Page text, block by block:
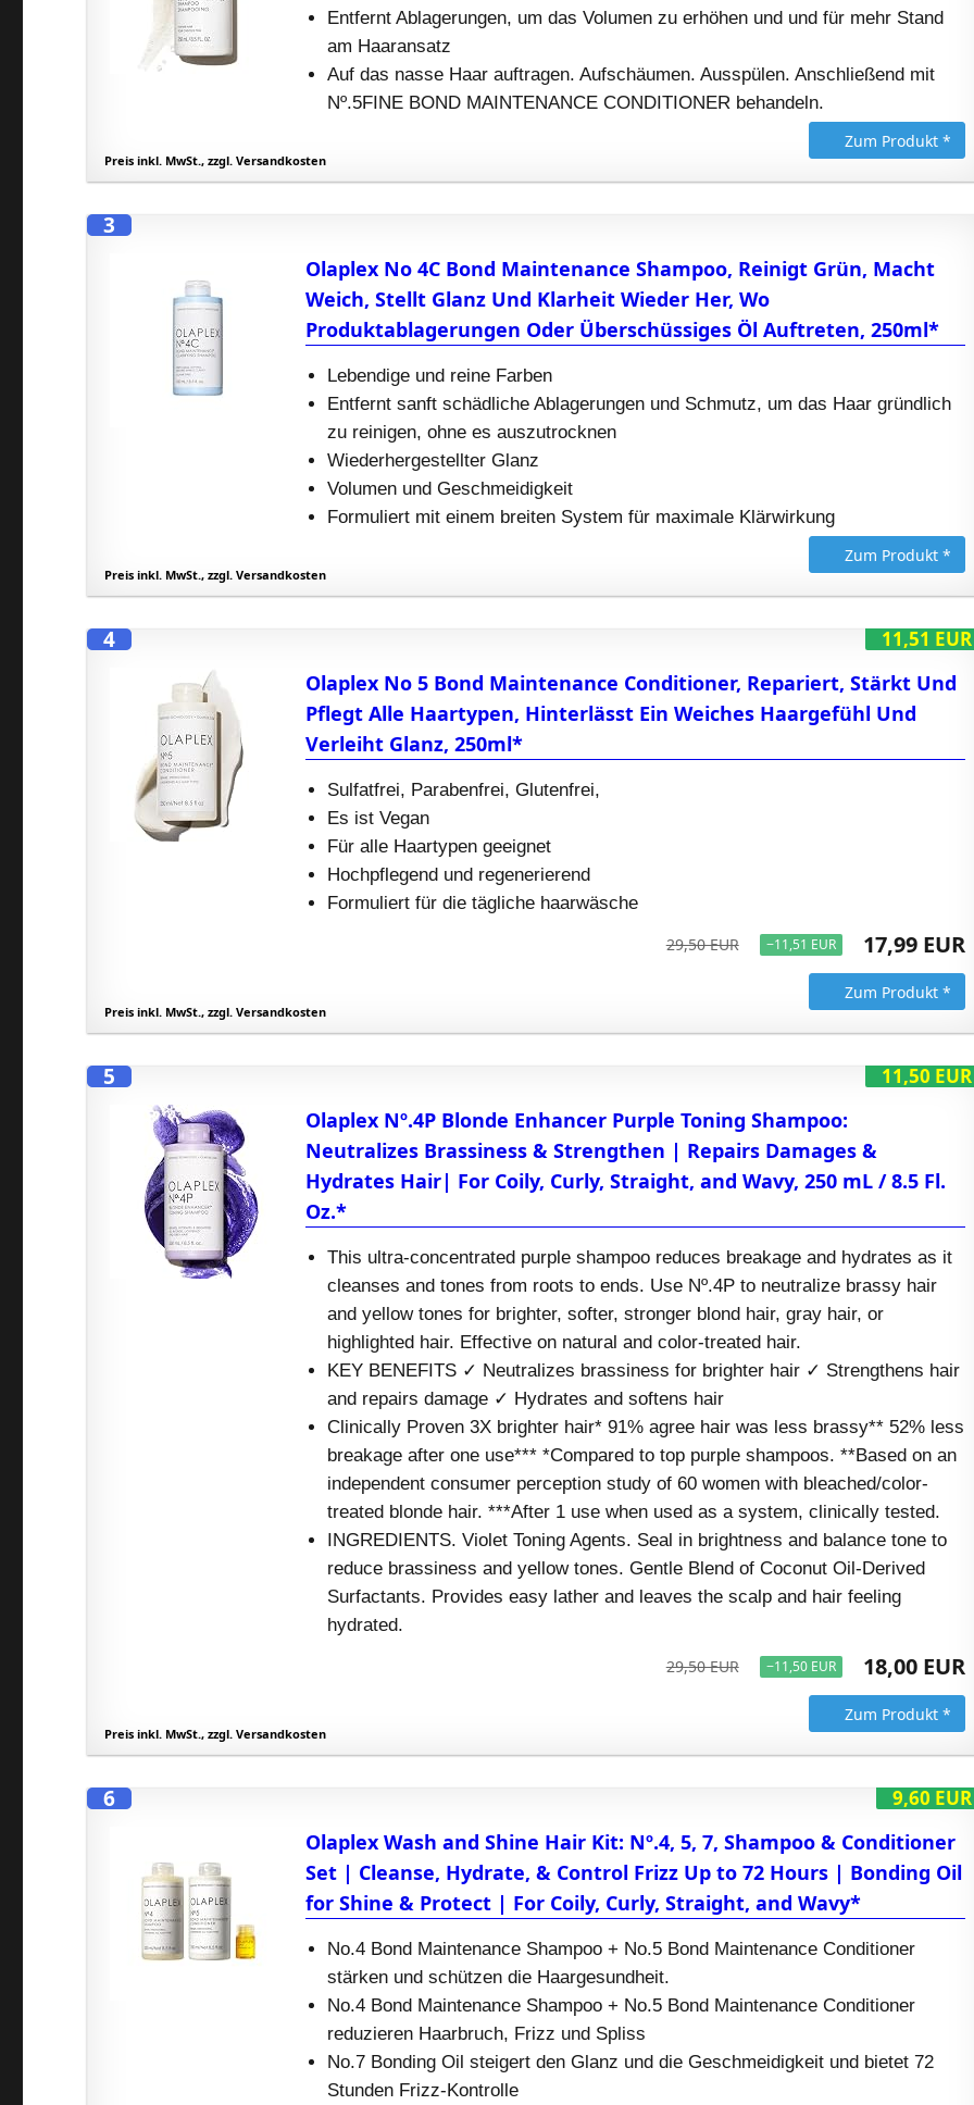
Entfernt Ablagerungen, um das Volumen zu erhöhen und und für mehr Stand
am Haaransatz
Auf das nasse Haar auftragen. Aufschäumen. Ausspülen. Anschließend mit
Nº.5FINE BOND MAINTENANCE CONDITIONER behandeln.
Zum Produkt *
Preis inkl. MwSt., zzgl. Versandkosten
3
Olaplex No 4C Bond Maintenance Shampoo, Reinigt Grün, Macht
Weich, Stellt Glanz Und Klarheit Wieder Her, Wo
Produktablagerungen Oder Überschüssiges Öl Auftreten, 250ml*
Lebendige und reine Farben
Entfernt sanft schädliche Ablagerungen und Schmutz, um das Haar gründlich
zu reinigen, ohne es auszutrocknen
Wiederhergestellter Glanz
Volumen und Geschmeidigkeit
Formuliert mit einem breiten System für maximale Klärwirkung
Zum Produkt *
Preis inkl. MwSt., zzgl. Versandkosten
11,51 EUR
4
Olaplex No 5 Bond Maintenance Conditioner, Repariert, Stärkt Und
Pflegt Alle Haartypen, Hinterlässt Ein Weiches Haargefühl Und
Verleiht Glanz, 250ml*
Sulfatfrei, Parabenfrei, Glutenfrei,
Es ist Vegan
Für alle Haartypen geeignet
Hochpflegend und regenerierend
Formuliert für die tägliche haarwäsche
29,50 EUR −11,51 EUR 17,99 EUR
Zum Produkt *
Preis inkl. MwSt., zzgl. Versandkosten
11,50 EUR
5
Olaplex Nº.4P Blonde Enhancer Purple Toning Shampoo:
Neutralizes Brassiness & Strengthen | Repairs Damages &
Hydrates Hair| For Coily, Curly, Straight, and Wavy, 250 mL / 8.5 Fl.
Oz.*
This ultra-concentrated purple shampoo reduces breakage and hydrates as it
cleanses and tones from roots to ends. Use Nº.4P to neutralize brassy hair
and yellow tones for brighter, softer, stronger blond hair, gray hair, or
highlighted hair. Effective on natural and color-treated hair.
KEY BENEFITS ✓ Neutralizes brassiness for brighter hair ✓ Strengthens hair
and repairs damage ✓ Hydrates and softens hair
Clinically Proven 3X brighter hair* 91% agree hair was less brassy** 52% less
breakage​ after one use*** *Compared to top purple shampoos. **Based on an
independent consumer perception study of 60 women with bleached/color-
treated blonde hair. ***After 1 use when used as a system, clinically tested.
INGREDIENTS. Violet Toning Agents. Seal in brightness and balance tone to
reduce brassiness and yellow tones. Gentle Blend of Coconut Oil-Derived
Surfactants. Provides easy lather and leaves the scalp and hair feeling
hydrated.
29,50 EUR −11,50 EUR 18,00 EUR
Zum Produkt *
Preis inkl. MwSt., zzgl. Versandkosten
9,60 EUR
6
Olaplex Wash and Shine Hair Kit: Nº.4, 5, 7, Shampoo & Conditioner
Set | Cleanse, Hydrate, & Control Frizz Up to 72 Hours | Bonding Oil
for Shine & Protect | For Coily, Curly, Straight, and Wavy*
No.4 Bond Maintenance Shampoo + No.5 Bond Maintenance Conditioner
stärken und schützen die Haargesundheit.
No.4 Bond Maintenance Shampoo + No.5 Bond Maintenance Conditioner
reduzieren Haarbruch, Frizz und Spliss
No.7 Bonding Oil steigert den Glanz und die Geschmeidigkeit und bietet 72
Stunden Frizz-Kontrolle